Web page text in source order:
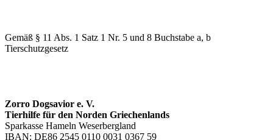
Gemäß § 11 Abs. 1 Satz 1 Nr. 5 und 8 Buchstabe a, b
Tierschutzgesetz
Zorro Dogsavior e. V.
Tierhilfe für den Norden Griechenlands
Sparkasse Hameln Weserbergland
IBAN: DE86 2545 0110 0031 0367 59